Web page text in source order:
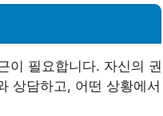
이 필요합니다. 자신의 권
상담하고, 어떤 상황에서